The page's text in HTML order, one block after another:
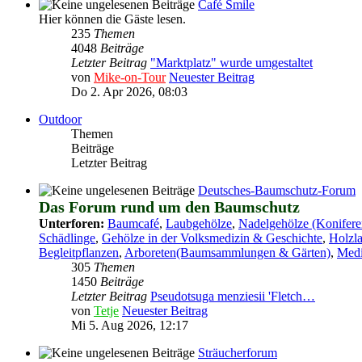
Café Smile
Hier können die Gäste lesen.
235 Themen
4048 Beiträge
Letzter Beitrag "Marktplatz" wurde umgestaltet
von Mike-on-Tour Neuester Beitrag
Do 2. Apr 2026, 08:03
Outdoor
Themen
Beiträge
Letzter Beitrag
Deutsches-Baumschutz-Forum
Das Forum rund um den Baumschutz
Unterforen: Baumcafé, Laubgehölze, Nadelgehölze
Schädlinge, Gehölze in der Volksmedizin & Geschichte,
Begleitpflanzen, Arboreten(Baumsammlungen & Gärten),
305 Themen
1450 Beiträge
Letzter Beitrag Pseudotsuga menziesii 'Fletch…
von Tetje Neuester Beitrag
Mi 5. Aug 2026, 12:17
Sträucherforum